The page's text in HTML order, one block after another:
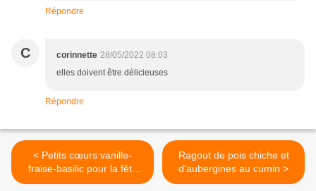
Répondre
C corinnette 28/05/2022 08:03
elles doivent être délicieuses
Répondre
< Petits cœurs vanille-
fraise-basilic pour la fête
des mères...
Ragout de pois chiche et
d'aubergines au cumin >